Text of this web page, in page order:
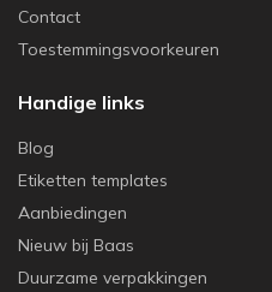
Contact
Toestemmingsvoorkeuren
Handige links
Blog
Etiketten templates
Aanbiedingen
Nieuw bij Baas
Duurzame verpakkingen